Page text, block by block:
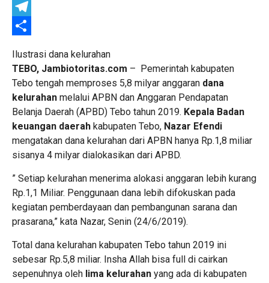
X
Telegram
Ilustrasi dana kelurahan
TEBO, Jambiotoritas.com – Pemerintah kabupaten
Tebo tengah memproses 5,8 milyar anggaran dana
kelurahan melalui APBN dan Anggaran Pendapatan
Belanja Daerah (APBD) Tebo tahun 2019. Kepala Badan
keuangan daerah kabupaten Tebo, Nazar Efendi
mengatakan dana kelurahan dari APBN hanya Rp.1,8 miliar
sisanya 4 milyar dialokasikan dari APBD.
” Setiap kelurahan menerima alokasi anggaran lebih kurang
Rp.1,1 Miliar. Penggunaan dana lebih difokuskan pada
kegiatan pemberdayaan dan pembangunan sarana dan
prasarana,” kata Nazar, Senin (24/6/2019).
Total dana kelurahan kabupaten Tebo tahun 2019 ini
sebesar Rp.5,8 miliar. Insha Allah bisa full di cairkan
sepenuhnya oleh lima kelurahan yang ada di kabupaten